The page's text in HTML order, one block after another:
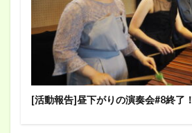
[活動報告]昼下がりの演奏会#8終了！